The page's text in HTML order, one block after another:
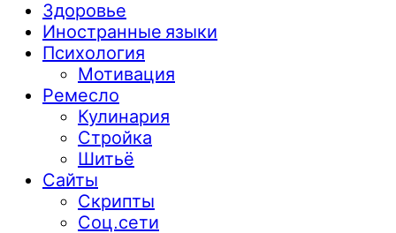
Здоровье
Иностранные языки
Психология
Мотивация
Ремесло
Кулинария
Стройка
Шитьё
Сайты
Скрипты
Соц.сети